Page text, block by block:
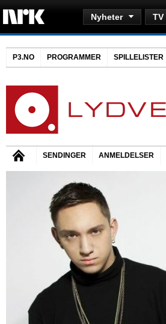
Nyheter TV
P3.NO PROGRAMMER SPILLELISTER
SENDINGER ANMELDELSER